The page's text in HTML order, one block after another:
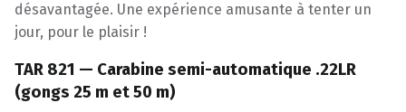
désavantagée. Une expérience amusante à tenter un
jour, pour le plaisir !
TAR 821 — Carabine semi-automatique .22LR
(gongs 25 m et 50 m)